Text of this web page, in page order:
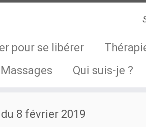
pour se libérer
Massages Qui suis-je ?
8 février 2019